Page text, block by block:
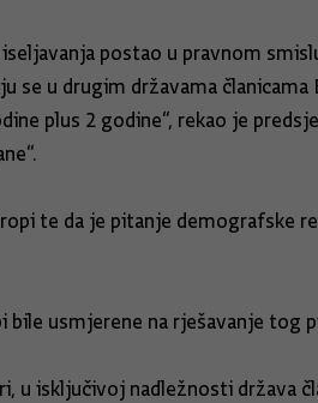
postao u pravnom
u drugim državama
plus 2 godine“, rekao je
te da je pitanje
usmjerene na rješavanje tog
u isključivoj nadležnosti